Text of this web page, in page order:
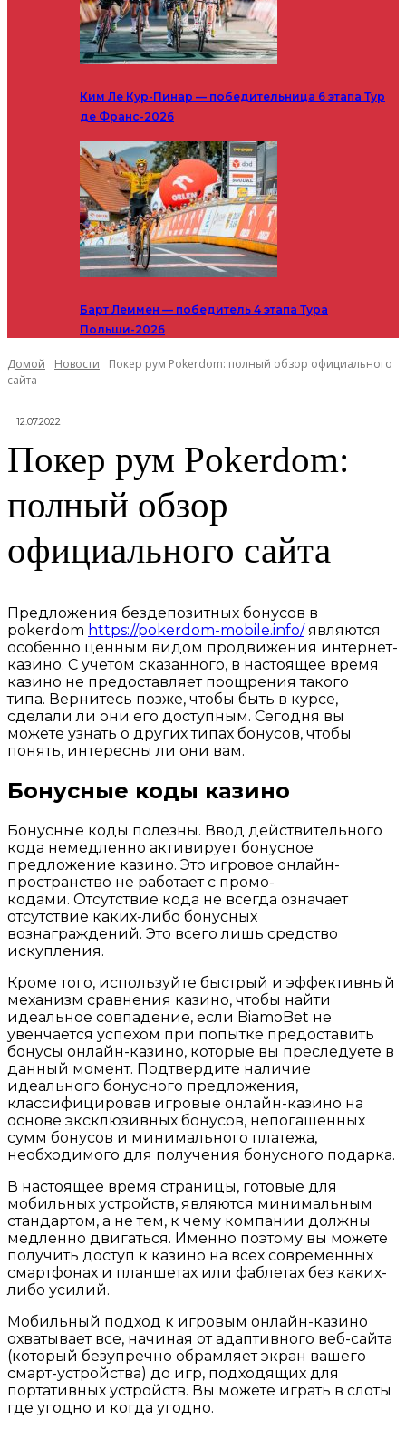
Ким Ле Кур-Пинар — победительница 6 этапа Тур
де Франс-2026
Барт Леммен — победитель 4 этапа Тура
Польши-2026
Домой Новости
Покер рум Pokerdom: полный обзор официального
сайта
12.07.2022
Покер рум Pokerdom:
полный обзор
официального сайта
Предложения бездепозитных бонусов в
pokerdom https://pokerdom-mobile.info/являются
особенно ценным видом продвижения интернет-
казино. С учетом сказанного, в настоящее время
казино не предоставляет поощрения такого
типа. Вернитесь позже, чтобы быть в курсе,
сделали ли они его доступным. Сегодня вы
можете узнать о других типах бонусов, чтобы
понять, интересны ли они вам.
Бонусные коды казино
Бонусные коды полезны. Ввод действительного
кода немедленно активирует бонусное
предложение казино. Это игровое онлайн-
пространство не работает с промо-
кодами. Отсутствие кода не всегда означает
отсутствие каких-либо бонусных
вознаграждений. Это всего лишь средство
искупления.
Кроме того, используйте быстрый и эффективный
механизм сравнения казино, чтобы найти
идеальное совпадение, если BiamoBet не
увенчается успехом при попытке предоставить
бонусы онлайн-казино, которые вы преследуете в
данный момент. Подтвердите наличие
идеального бонусного предложения,
классифицировав игровые онлайн-казино на
основе эксклюзивных бонусов, непогашенных
сумм бонусов и минимального платежа,
необходимого для получения бонусного подарка.
В настоящее время страницы, готовые для
мобильных устройств, являются минимальным
стандартом, а не тем, к чему компании должны
медленно двигаться. Именно поэтому вы можете
получить доступ к казино на всех современных
смартфонах и планшетах или фаблетах без каких-
либо усилий.
Мобильный подход к игровым онлайн-казино
охватывает все, начиная от адаптивного веб-сайта
(который безупречно обрамляет экран вашего
смарт-устройства) до игр, подходящих для
портативных устройств. Вы можете играть в слоты
где угодно и когда угодно.